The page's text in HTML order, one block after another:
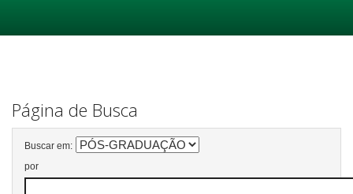
Página de Busca
Buscar em:
por